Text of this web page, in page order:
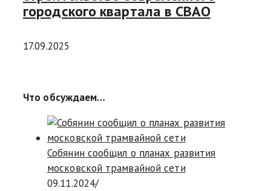
городского квартала в СВАО
17.09.2025
Что обсуждаем…
Собянин сообщил о планах развития
московской трамвайной сети
09.11.2024/